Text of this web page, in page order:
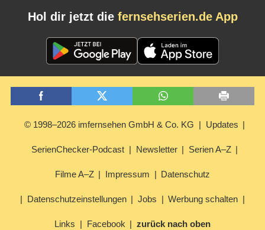
Hol dir jetzt die fernsehserien.de App
© 1998–2026 imfernsehen GmbH & Co. KG Updates
SerienChecker-Podcast Newsletter Serien A–Z
Filme A–Z Impressum Datenschutz
Datenschutzeinstellungen Jobs Werbung schalten
Links Facebook zurück nach oben